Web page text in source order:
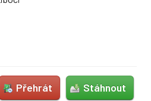
Stáhnout
Přehrát